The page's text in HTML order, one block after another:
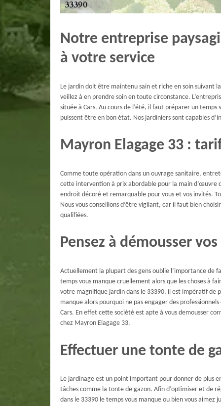
Notre entreprise
à votre service
Le jardin doit être maintenu sain et riche en soin suivant
veillez à en prendre soin en toute circonstance.
située à Cars. Au cours de l’été, il faut préparer un
puissent être en bon état. Nos jardiniers sont capables
Mayron Elagage 33 :
Comme toute opération dans un ouvrage sanitaire,
cette intervention à prix abordable pour la main d’œuvre
endroit décoré et remarquable pour vous et vos invités.
Nous vous conseillons d’être vigilant, car il faut bien
qualifiées.
Pensez à démousser
Actuellement la plupart des gens oublie l’importance
temps vous manque cruellement alors que les choses à
votre magnifique jardin dans le 33390, il est impératif de
manque alors pourquoi ne pas engager des
Cars. En effet cette société est apte à vous demousser
chez Mayron Elagage 33.
Effectuer une tonte de
Le jardinage est un point important pour donner de plus
tâches comme la tonte de gazon. Afin d’optimiser et de
dans le 33390 le temps vous manque ou bien vous